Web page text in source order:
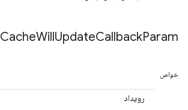
CacheWillUpdateCallbackParam
خواص
رویداد